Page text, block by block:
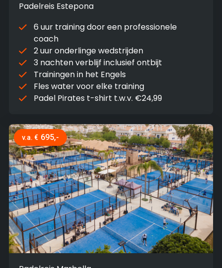
Padelreis Estepona
6 uur training door een professionele
coach
2 uur onderlinge wedstrijden
3 nachten verblijf inclusief ontbijt
Trainingen in het Engels
Fles water voor elke training
Padel Pirates t-shirt t.w.v. €24,99
v.a. € 695,-